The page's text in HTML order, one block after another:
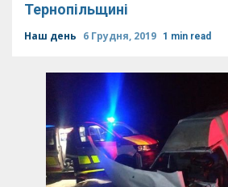
Тернопільщині
Наш день 6 Грудня, 2019 1 min read